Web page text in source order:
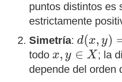
puntos distintos es
estrictamente
Simetría: d(x, y)
d(x, y)=
todo x, y ∈ X
x, y∈X
; la
depende del orden